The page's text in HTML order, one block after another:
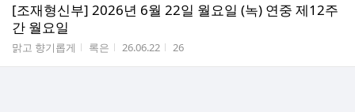
[조재형신부] 2026년 6월 22일 월요일 (녹) 연중 제12주
간 월요일
게시판명
맑고 향기롭게 작성자
록은 작성시간
26.06.22 조회수
26